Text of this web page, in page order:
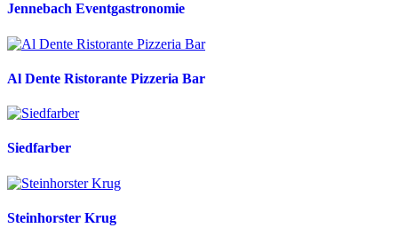
Jennebach Eventgastronomie
Al Dente Ristorante Pizzeria Bar
Siedfarber
Steinhorster Krug